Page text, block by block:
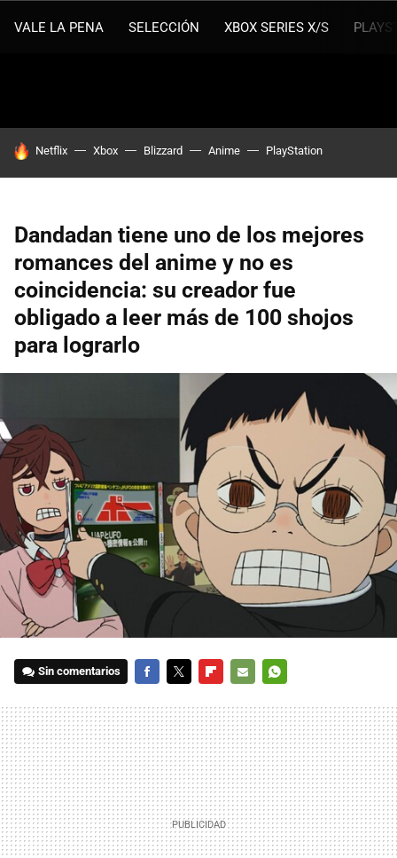
VALE LA PENA SELECCIÓN XBOX SERIES X/S
HOY SE HABLA DE
Netflix Xbox Blizzard Anime PlayStation
Dandadan tiene uno de los mejores
romances del anime y no es
coincidencia: su creador fue
obligado a leer más de 100 shojos
para lograrlo
Sin comentarios
MAIL